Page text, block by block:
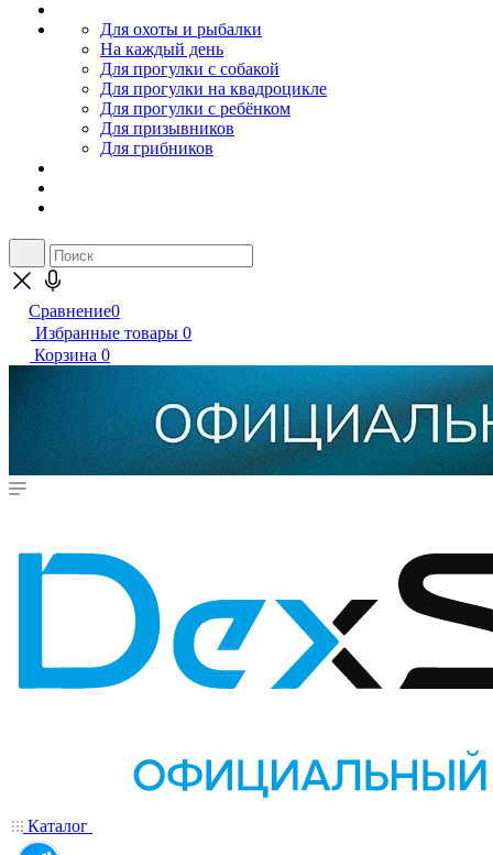
Для охоты и рыбалки
На каждый день
Для прогулки с собакой
Для прогулки на квадроцикле
Для прогулки с ребёнком
Для призывников
Для грибников
Сравнение0
Избранные товары 0
Корзина 0
Каталог